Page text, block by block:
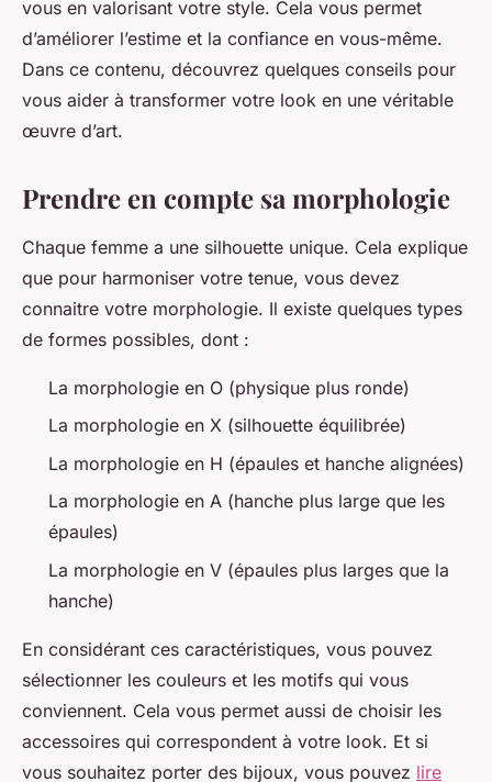
style ?
mélissa•10 juillet 2023•2 min de lecture
vous en valorisant votre style. Cela vous permet
d’améliorer l’estime et la confiance en vous-même.
Dans ce contenu, découvrez quelques conseils pour
vous aider à transformer votre look en une véritable
œuvre d’art.
Prendre en compte sa morphologie
Chaque femme a une silhouette unique. Cela explique
que pour harmoniser votre tenue, vous devez
connaitre votre morphologie. Il existe quelques types
de formes possibles, dont :
La morphologie en O (physique plus ronde)
La morphologie en X (silhouette équilibrée)
La morphologie en H (épaules et hanche alignées)
La morphologie en A (hanche plus large que les
épaules)
La morphologie en V (épaules plus larges que la
hanche)
En considérant ces caractéristiques, vous pouvez
sélectionner les couleurs et les motifs qui vous
conviennent. Cela vous permet aussi de choisir les
accessoires qui correspondent à votre look. Et si
vous souhaitez porter des bijoux, vous pouvez lire